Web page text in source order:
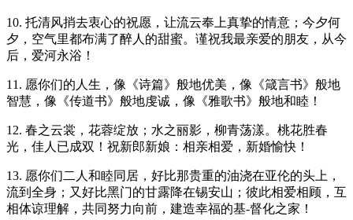
10. 托清风捎去衷心的祝愿，让流云奉上真挚的情意；今夕何
夕，空气里都布满了醉人的甜蜜。谨祝我最亲爱的朋友，从今
后，爱河永浴！
11. 愿你们的人生，像《诗篇》般地优美，像《箴言书》般地
智慧，像《传道书》般地虔诚，像《雅歌书》般地和睦！
12. 春之云裳，花蓉绽放；水之丽影，柳青荡漾。桃花胜春
光，佳人已成双！祝新郎新娘：相亲相爱，新婚愉快！
13. 愿你们二人和睦同居，好比那贵重的油浇在亚伦的头上，
流到全身；又好比黑门的甘露降在锡安山；彼此相爱相顾，互
相体谅理解，共同努力向前，建造幸福的基-督化之家！